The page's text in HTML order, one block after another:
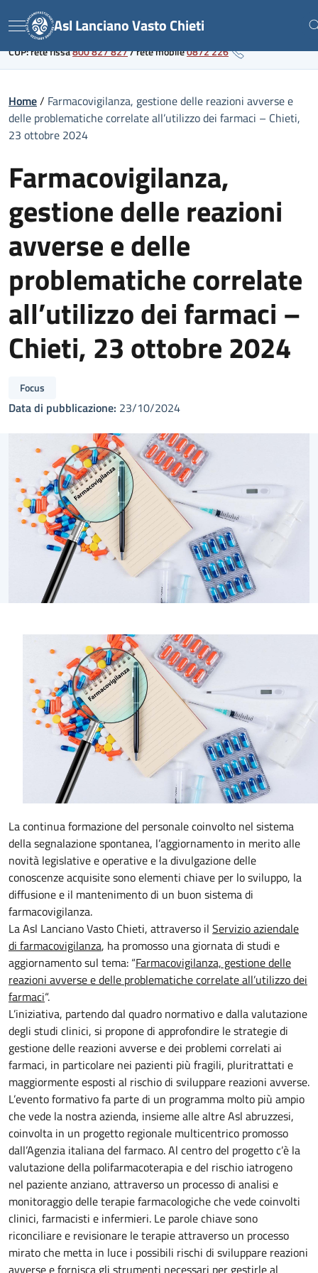
to
content
Link al portale sanitario regionale
Menu Asl Lanciano Vasto Chieti
CUP: rete fissa800 827 827/rete mobile0872 226
Home/ Farmacovigilanza, gestione delle reazioni avverse e
delle problematiche correlate all’utilizzo dei farmaci – Chieti,
23 ottobre 2024
Farmacovigilanza,
gestione delle reazioni
avverse e delle
problematiche correlate
all’utilizzo dei farmaci –
Chieti, 23 ottobre 2024
Focus
Data di pubblicazione: 23/10/2024
La continua formazione del personale coinvolto nel sistema
della segnalazione spontanea, l’aggiornamento in merito alle
novità legislative e operative e la divulgazione delle
conoscenze acquisite sono elementi chiave per lo sviluppo, la
diffusione e il mantenimento di un buon sistema di
farmacovigilanza.
La Asl Lanciano Vasto Chieti, attraverso il Servizio aziendale
di farmacovigilanza, ha promosso una giornata di studi e
aggiornamento sul tema: “Farmacovigilanza, gestione delle
reazioni avverse e delle problematiche correlate all’utilizzo dei
farmaci“.
L’iniziativa, partendo dal quadro normativo e dalla valutazione
degli studi clinici, si propone di approfondire le strategie di
gestione delle reazioni avverse e dei problemi correlati ai
farmaci, in particolare nei pazienti più fragili, pluritrattati e
maggiormente esposti al rischio di sviluppare reazioni avverse.
L’evento formativo fa parte di un programma molto più ampio
che vede la nostra azienda, insieme alle altre Asl abruzzesi,
coinvolta in un progetto regionale multicentrico promosso
dall’Agenzia italiana del farmaco. Al centro del progetto c’è la
valutazione della polifarmacoterapia e del rischio iatrogeno
nel paziente anziano, attraverso un processo di analisi e
monitoraggio delle terapie farmacologiche che vede coinvolti
clinici, farmacisti e infermieri. Le parole chiave sono
riconciliare e revisionare le terapie attraverso un processo
mirato che metta in luce i possibili rischi di sviluppare reazioni
avverse e fornisca gli strumenti necessari per gestirle al